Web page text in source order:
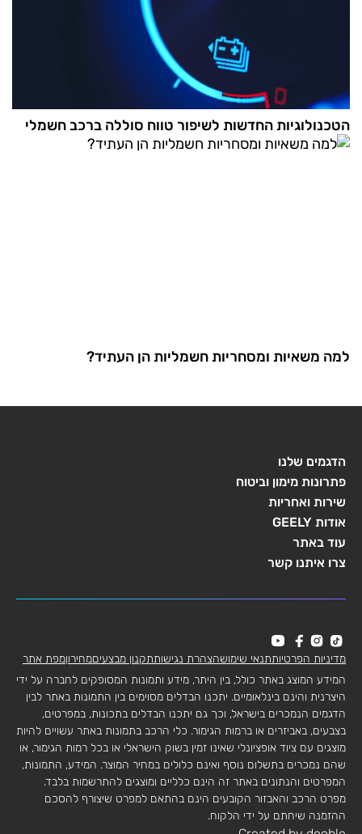
הטכנולוגיות החדשות לשיפור טווח סוללה ברכב חשמלי
למה משאיות ומסחריות חשמליות הן העתיד?
הדגמים שלנו
פתרונות מימון וביטוח
שירות ואחריות
אודות GEELY
עוד באתר
צרו איתנו קשר
מדיניות הפרטיותתנאי שימושהצהרת נגישותתקנון מבצעיםמחירוןמפת אתר
המידע המוצג באתר כולל, בין היתר, מידע ותמונות המסופקים לחברה על ידי
היצרנית והינם בינלאומיים. יתכנו הבדלים מסוימים בין התמונות באתר לבין
הדגמים הנמכרים בישראל, וכך גם יתכנו הבדלים בתכונות, במפרטים,
בצבעים, באביזרים או ברמות הגימור. כלי הרכב בתמונות באתר עשויים להיות
מוצגים עם ציוד אופציונלי שאינו זמין בשוק הישראלי או בכל רמות הגימור, או
שהם נמכרים בתשלום נוסף ואינם כלולים במחיר המוצר. המידע, התמונות,
המפרטים והנתונים באתר זה הינם כלליים ומוצגים להתרשמות בלבד.
מפרט הרכב והאבזור הקובעים הינם בהתאם למפרט שיצורף להסכם
ההזמנה שיחתם על ידי הלקוח.